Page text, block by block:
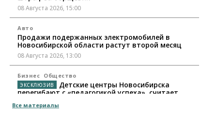
08 Августа 2026, 15:00
Авто
Продажи подержанных электромобилей в
Новосибирской области растут второй месяц
08 Августа 2026, 13:00
Бизнес Общество
Детские центры Новосибирска
перегибают с «педагогикой успеха», считает
08 Августа 2026, 11:00
Все материалы